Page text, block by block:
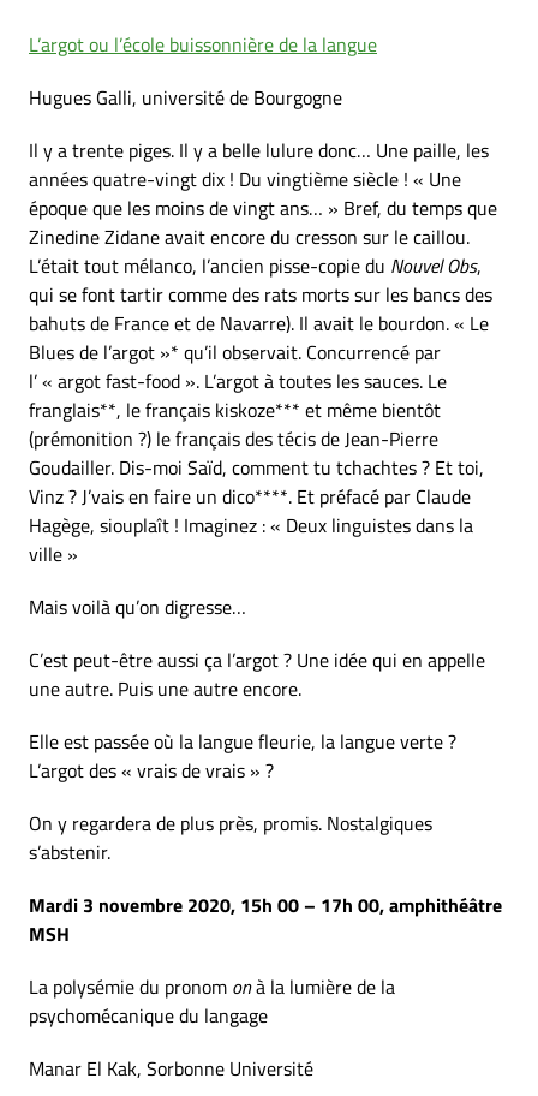
L’argot ou l’école buissonnière de la langue
Hugues Galli, université de Bourgogne
Il y a trente piges. Il y a belle lulure donc… Une paille, les
années quatre-vingt dix ! Du vingtième siècle ! « Une
époque que les moins de vingt ans… » Bref, du temps que
Zinedine Zidane avait encore du cresson sur le caillou.
L’était tout mélanco, l’ancien pisse-copie du Nouvel Obs,
qui se font tartir comme des rats morts sur les bancs des
bahuts de France et de Navarre). Il avait le bourdon. « Le
Blues de l’argot »* qu’il observait. Concurrencé par
l’ « argot fast-food ». L’argot à toutes les sauces. Le
franglais**, le français kiskoze*** et même bientôt
(prémonition ?) le français des técis de Jean-Pierre
Goudailler. Dis-moi Saïd, comment tu tchachtes ? Et toi,
Vinz ? J’vais en faire un dico****. Et préfacé par Claude
Hagège, siouplaît ! Imaginez : « Deux linguistes dans la
ville »
Mais voilà qu’on digresse…
C’est peut-être aussi ça l’argot ? Une idée qui en appelle
une autre. Puis une autre encore.
Elle est passée où la langue fleurie, la langue verte ?
L’argot des « vrais de vrais » ?
On y regardera de plus près, promis. Nostalgiques
s’abstenir.
Mardi 3 novembre 2020, 15h 00 – 17h 00, amphithéâtre
MSH
La polysémie du pronom onà la lumière de la
psychomécanique du langage
Manar El Kak, Sorbonne Université